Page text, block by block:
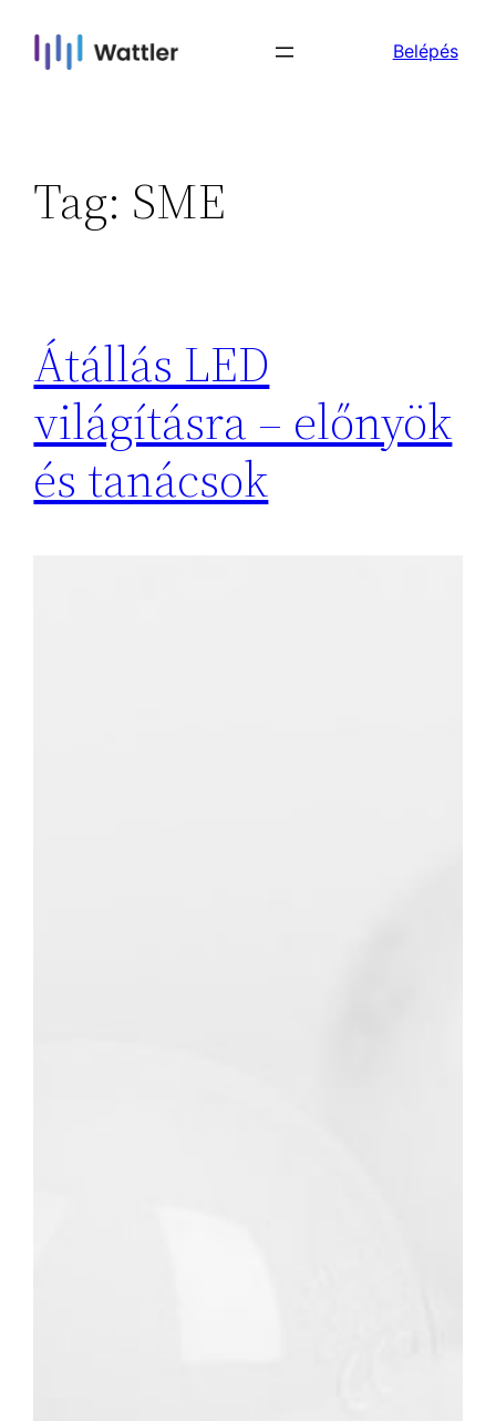
Belépés
Tag: SME
Átállás LED
világításra – előnyök
és tanácsok